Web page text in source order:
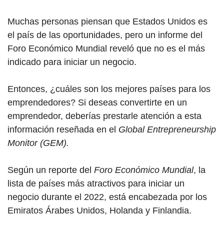
Muchas personas piensan que Estados Unidos es
el país de las oportunidades, pero un informe del
Foro Económico Mundial reveló que no es el más
indicado para iniciar un negocio.
Entonces, ¿cuáles son los mejores países para los
emprendedores? Si deseas convertirte en un
emprendedor, deberías prestarle atención a esta
información reseñada en el Global Entrepreneurship
Monitor (GEM).
Según un reporte del Foro Económico Mundial, la
lista de países más atractivos para iniciar un
negocio durante el 2022, está encabezada por los
Emiratos Árabes Unidos, Holanda y Finlandia.